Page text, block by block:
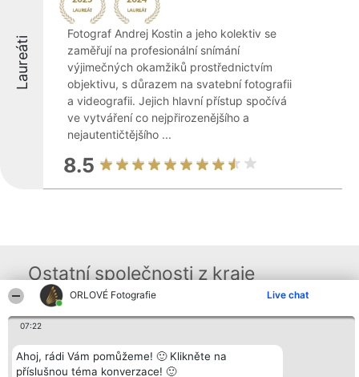
ORLOVÉ Fotografie Live chat
07:22
Ahoj, rádi Vám pomůžeme! 🙂 Klikněte na
příslušnou téma konverzace! 🙂
Laureáti
Fotograf Andrej Kostin a jeho kolektiv se
zaměřují na profesionální snímání
výjimečných okamžiků prostřednictvím
objektivu, s důrazem na svatební fotografii
a videografii. Jejich hlavní přístup spočívá
ve vytváření co nejpřirozenějšího a
nejautentičtějšího ...
8.5
Ostatní společnosti z kraje
Organizátor hlasování
o. sp. k.
ul. Ruska 22
Wrocław 50-079
Seznam všech
laureátů
Zásady